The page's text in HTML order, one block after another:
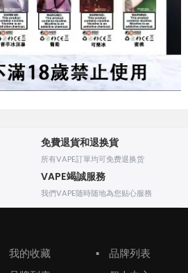
免費退貨和退换貨
所有VAPE訂單均可免费退换货
VAPE竭誠服務
我們VAPE随時随地為您贴心服務
我的收藏
▪
品牌列表